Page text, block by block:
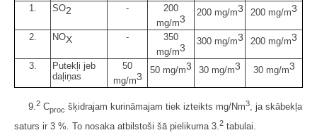
1.
SO2 -
200
mg/m3
200 mg/m3 200 mg/m3
2. NOX -
350
mg/m3
300 mg/m3 200 mg/m3
3.
Putekļi jeb
daļiņas
50
mg/m3
50 mg/m3 30 mg/m3 30 mg/m3
9. 2 Cproc šķidrajam kurināmajam tiek izteikts mg/Nm3
, ja skābekļa
saturs ir 3 %. To nosaka atbilstoši šā pielikuma 3. 2 tabulai.